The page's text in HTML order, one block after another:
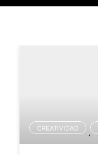
CREATIVIDAD ,